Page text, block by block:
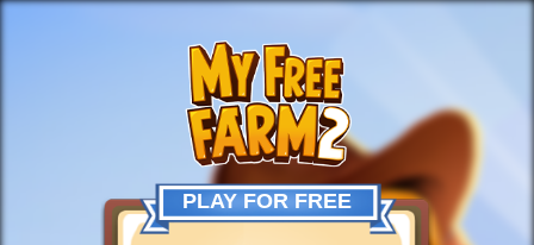
PLAY FOR FREE